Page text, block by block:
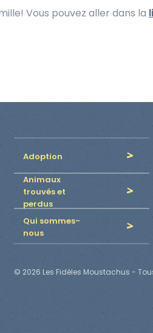
Vous pouvez aller dans la
Adoption
Animaux
trouvés et
perdus
Qui sommes-
nous
© 2026 Les Fidèles Moustachus -